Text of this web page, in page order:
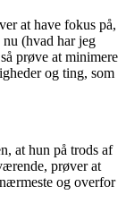
at have fokus på,
(hvad har jeg
prøve at minimere
og ting, som
at hun på trods af
prøver at
og overfor